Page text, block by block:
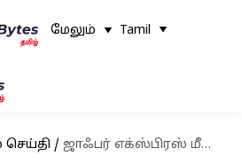
மேலும் Tamil
/ ஜாஃபர் எக்ஸ்பிரஸ் மீண்டும் தாக்குதல்: குண்டுவெடிப்பில் 6 பெட்டிகள் தடம் புரண்டன